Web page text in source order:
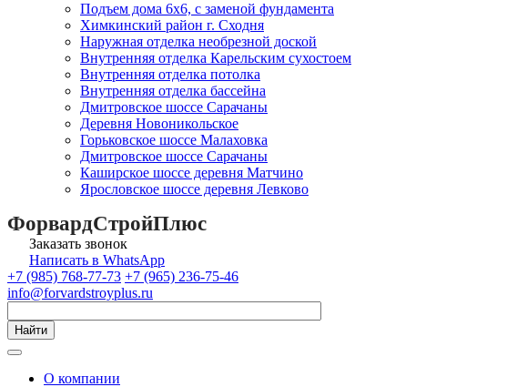
Подъем дома 6х6, с заменой фундамента
Химкинский район г. Сходня
Наружная отделка необрезной доской
Внутренняя отделка Карельским сухостоем
Внутренняя отделка потолка
Внутренняя отделка бассейна
Дмитровское шоссе Сарачаны
Деревня Новоникольское
Горьковское шоссе Малаховка
Дмитровское шоссе Сарачаны
Каширское шоссе деревня Матчино
Ярословское шоссе деревня Левково
ФорвардСтройПлюс
Заказать звонок
Написать в WhatsApp
+7 (985) 768-77-73 +7 (965) 236-75-46
info@forvardstroyplus.ru
Найти
О компании